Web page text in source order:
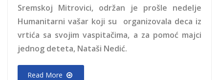
Sremskoj Mitrovici, održan je prošle nedelje
Humanitarni vašar koji su organizovala deca iz
vrtića sa svojim vaspitačima, a za pomoć majci
jednog deteta, Nataši Nedić.
Read More